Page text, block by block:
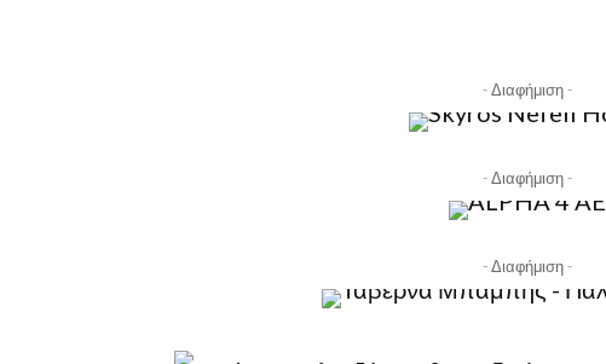
- Διαφήμιση -
- Διαφήμιση -
- Διαφήμιση -